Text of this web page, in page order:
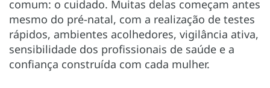
comum: o cuidado. Muitas delas começam antes
mesmo do pré-natal, com a realização de testes
rápidos, ambientes acolhedores, vigilância ativa,
sensibilidade dos profissionais de saúde e a
confiança construída com cada mulher.